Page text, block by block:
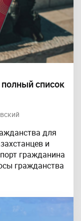
список
для
и
гражданина
гражданства